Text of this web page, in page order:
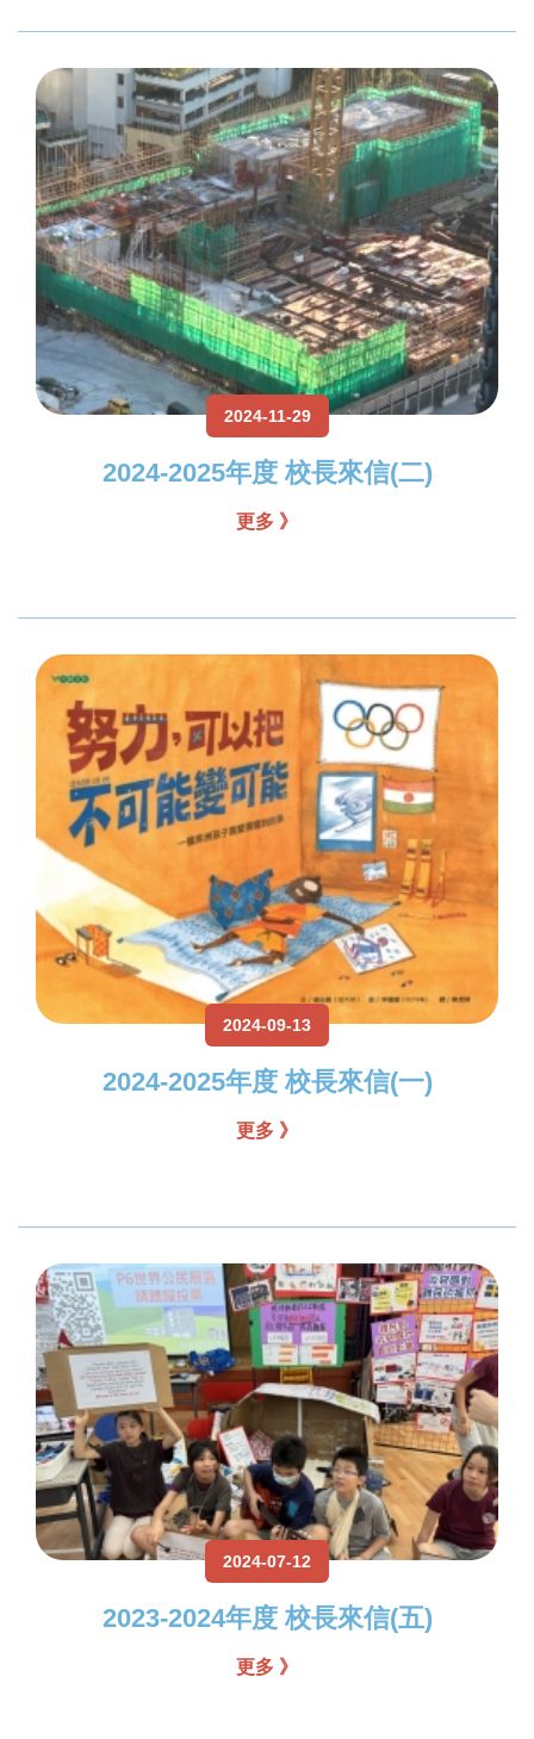
2024-11-29
2024-2025年度 校長來信(二)
更多 》
2024-09-13
2024-2025年度 校長來信(一)
更多 》
2024-07-12
2023-2024年度 校長來信(五)
更多 》